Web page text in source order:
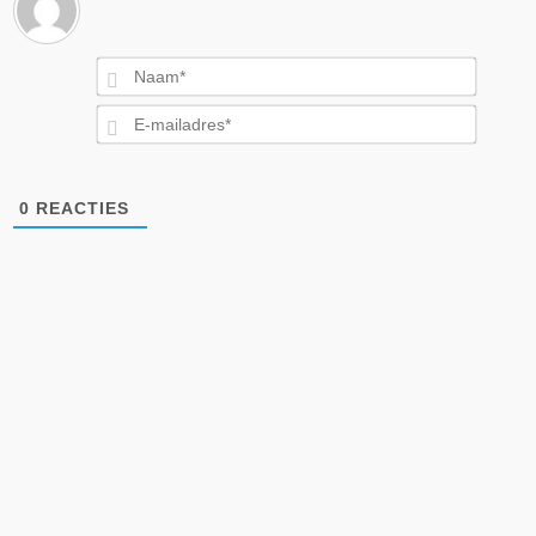
Naam*
E-
0 REACTIES